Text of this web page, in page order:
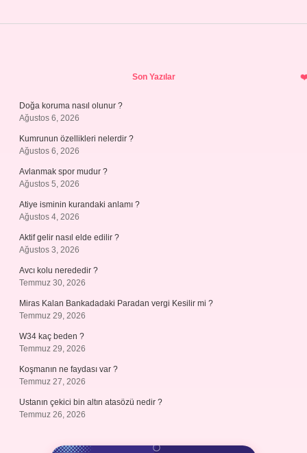
Son Yazılar
Doğa koruma nasıl olunur ?
Ağustos 6, 2026
Kumrunun özellikleri nelerdir ?
Ağustos 6, 2026
Avlanmak spor mudur ?
Ağustos 5, 2026
Atiye isminin kurandaki anlamı ?
Ağustos 4, 2026
Aktif gelir nasıl elde edilir ?
Ağustos 3, 2026
Avcı kolu nerededir ?
Temmuz 30, 2026
Miras Kalan Bankadadaki Paradan vergi Kesilir mi ?
Temmuz 29, 2026
W34 kaç beden ?
Temmuz 29, 2026
Koşmanın ne faydası var ?
Temmuz 27, 2026
Ustanın çekici bin altın atasözü nedir ?
Temmuz 26, 2026